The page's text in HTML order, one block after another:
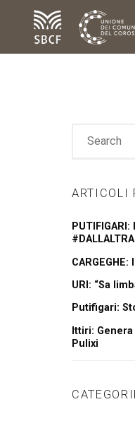
ARTICOLI
PUTIFIGARI:
CARGEGHE:
URI: “Sa
Putifigari:
Ittiri:
Pulixi